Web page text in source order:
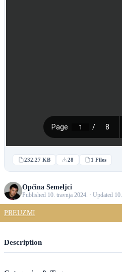
232.27 KB 28 1 Files
Općina Semeljci
Published 10. travnja 2024. · Updated
PREUZMI
Description